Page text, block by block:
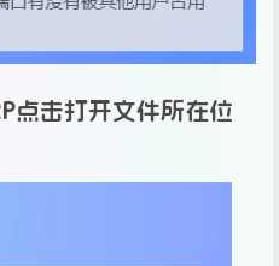
点击打开文件所在位